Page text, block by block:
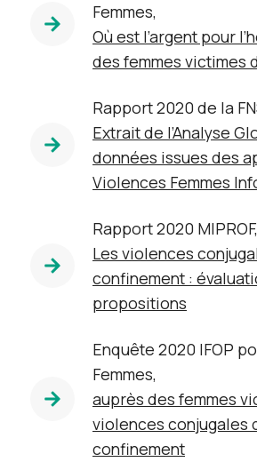
Femmes,
Où est l’argent pour
des femmes victimes
Rapport 2020 de la
Extrait de l’Analyse
données issues des
Violences Femmes
Rapport 2020 MIPROF,
Les violences
confinement :
propositions
Enquête 2020 IFOP
Femmes,
auprès des femmes
violences conjugales
confinement